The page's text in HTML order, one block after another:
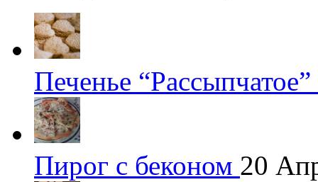
Печенье “Рассыпчатое”
Пирог с беконом 20